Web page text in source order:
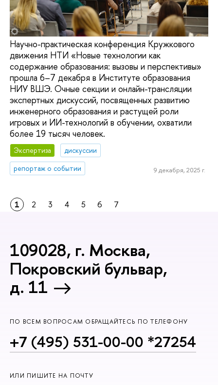
Научно-практическая конференция Кружкового
движения НТИ «Новые технологии как
содержание образования: вызовы и перспективы»
прошла 6–7 декабря в Институте образования
НИУ ВШЭ. Очные секции и онлайн-трансляции
экспертных дискуссий, посвященных развитию
инженерного образования и растущей роли
игровых и ИИ-технологий в обучении, охватили
более 19 тысяч человек.
Экспертиза
дискуссии
репортаж о событии
9 декабря, 2025 г.
1 2 3 4 5 6 7
109028, г. Москва,
Покровский бульвар,
д. 11
ПО ВСЕМ ВОПРОСАМ ОБРАЩАЙТЕСЬ ПО ТЕЛЕФОНУ
+7 (495) 531-00-00 *27254
ИЛИ ПИШИТЕ НА ПОЧТУ